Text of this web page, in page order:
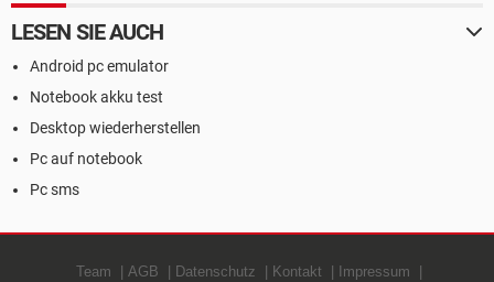
LESEN SIE AUCH
Android pc emulator
Notebook akku test
Desktop wiederherstellen
Pc auf notebook
Pc sms
Team AGB Datenschutz Kontakt Impressum